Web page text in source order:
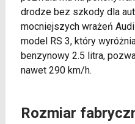
drodze bez szkody dla
mocniejszych wrażeń
model RS 3, który
benzynowy 2.5 litra,
nawet 290 km/h.
Rozmiar